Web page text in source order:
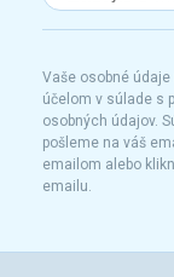
Vaše osobné
účelom v súlade s
osobných údajov.
pošleme na váš
emailom alebo
emailu.